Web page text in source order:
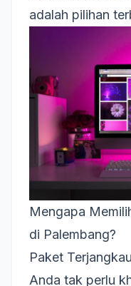
adalah pilihan
Mengapa
di Palembang?
Paket
Anda tak perlu